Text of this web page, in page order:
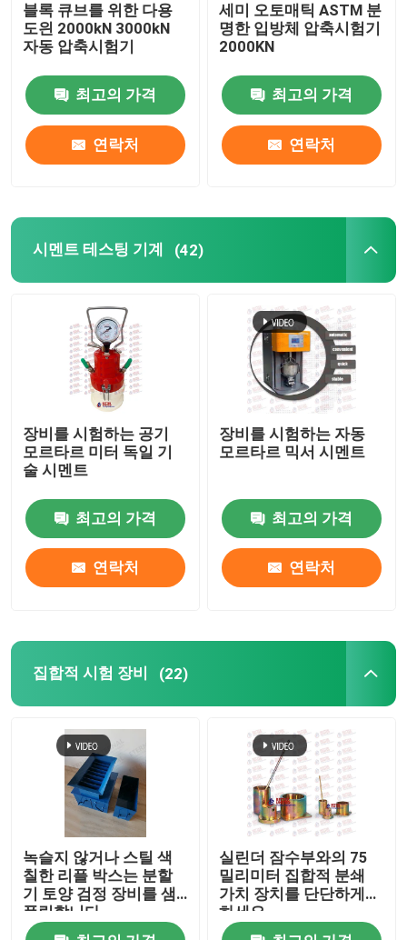
블록 큐브를 위한 다용
도읜 2000kN 3000kN
자동 압축시험기
최고의 가격
연락처
세미 오토매틱 ASTM 분
명한 입방체 압축시험기
2000KN
최고의 가격
연락처
시멘트 테스팅 기계 (42)
장비를 시험하는 공기
모르타르 미터 독일 기
술 시멘트
최고의 가격
연락처
장비를 시험하는 자동
모르타르 믹서 시멘트
최고의 가격
연락처
집합적 시험 장비 (22)
녹슬지 않거나 스틸 색
칠한 리플 박스는 분할
기 토양 검정 장비를 샘
플링합니다
실린더 잠수부와의 75
밀리미터 집합적 분쇄
가치 장치를 단단하게
하세요